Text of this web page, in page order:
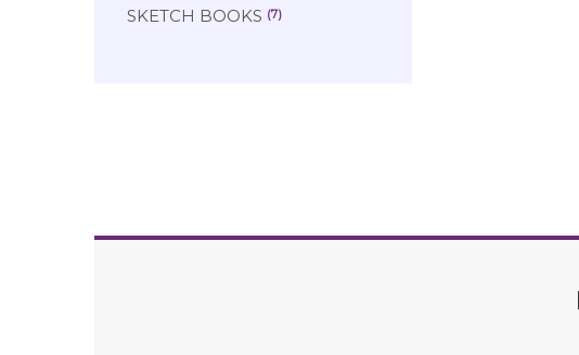
SKETCH BOOKS (7)